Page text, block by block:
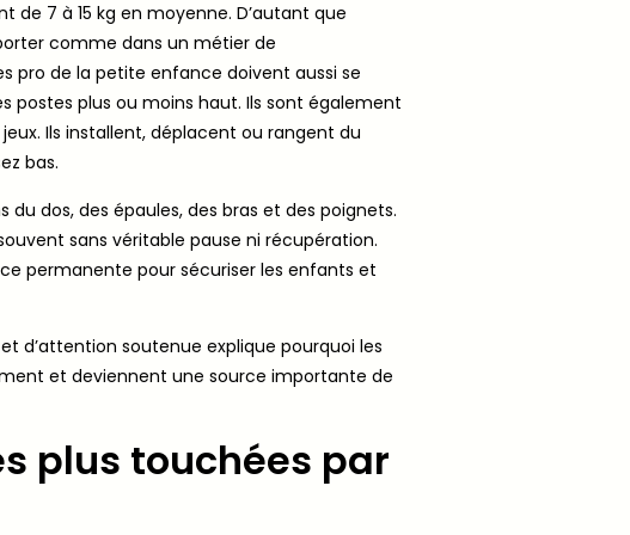
de 7 à 15 kg en moyenne. D’autant que
comme dans un métier de
pro de la petite enfance doivent aussi se
postes plus ou moins haut. Ils sont également
Ils installent, déplacent ou rangent du
bas.
dos, des épaules, des bras et des poignets.
sans véritable pause ni récupération.
permanente pour sécuriser les enfants et
d’attention soutenue explique pourquoi les
et deviennent une source importante de
plus touchées par